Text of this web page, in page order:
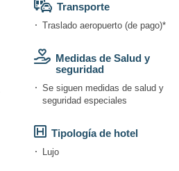
Transporte
Traslado aeropuerto (de pago)*
Medidas de Salud y
seguridad
Se siguen medidas de salud y
seguridad especiales
Tipología de hotel
Lujo